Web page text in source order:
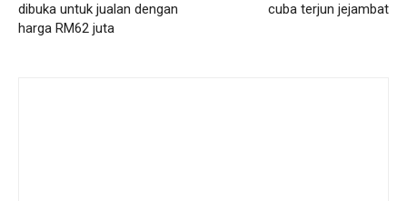
dibuka untuk jualan dengan
harga RM62 juta
cuba terjun jejambat